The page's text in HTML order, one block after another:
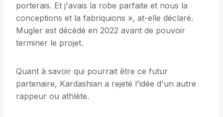
porterais. Et j'avais la robe parfaite et nous la
conceptions et la fabriquions », at-elle déclaré.
Mugler est décédé en 2022 avant de pouvoir
terminer le projet.
Quant à savoir qui pourrait être ce futur
partenaire, Kardashian a rejeté l'idée d'un autre
rappeur ou athlète.